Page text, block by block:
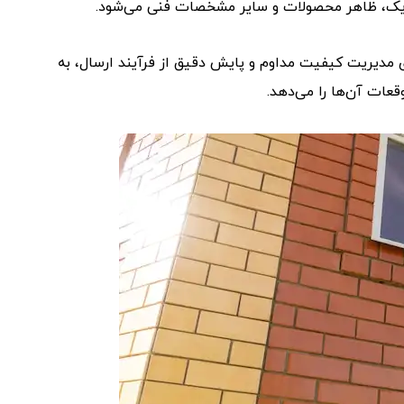
ظاهر محصولات و سایر مشخصات فنی می‌شود.
کیفیت مداوم و پایش دقیق از فرآیند ارسال، به
آن‌ها را می‌دهد.